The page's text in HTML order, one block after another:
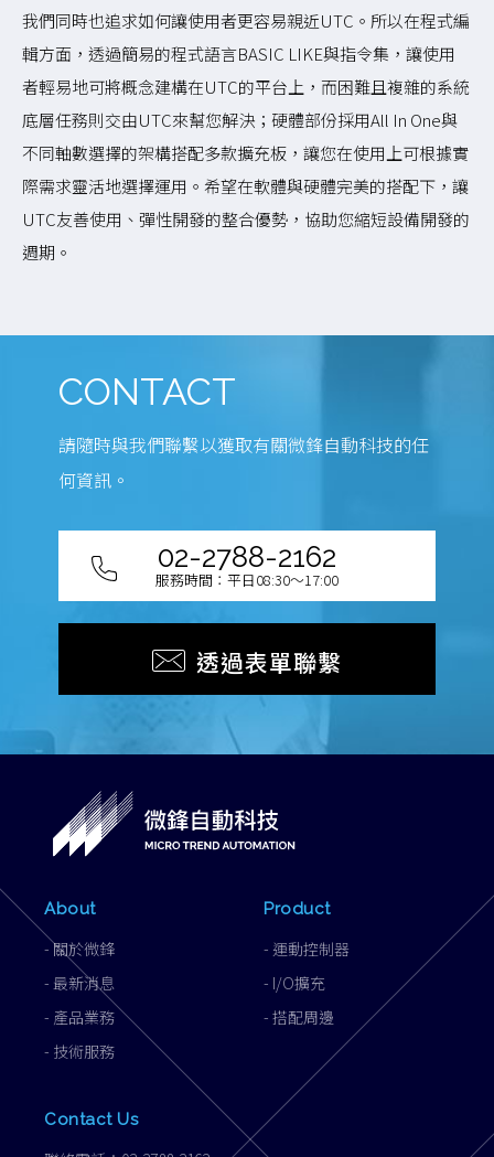
我們同時也追求如何讓使用者更容易親近UTC。所以在程式編
輯方面，透過簡易的程式語言BASIC LIKE與指令集，讓使用
者輕易地可將概念建構在UTC的平台上，而困難且複雜的系統
底層任務則交由UTC來幫您解決；硬體部份採用All In One與
不同軸數選擇的架構搭配多款擴充板，讓您在使用上可根據實
際需求靈活地選擇運用。希望在軟體與硬體完美的搭配下，讓
UTC友善使用、彈性開發的整合優勢，協助您縮短設備開發的
週期。
CONTACT
請隨時與我們聯繫以獲取有關微鋒自動科技的任
何資訊。
02-2788-2162
服務時間：平日08:30～17:00
透過表單聯繫
About
-關於微鋒
- 最新消息
- 產品業務
- 技術服務
Product
- 運動控制器
- I/O擴充
- 搭配周邊
Contact Us